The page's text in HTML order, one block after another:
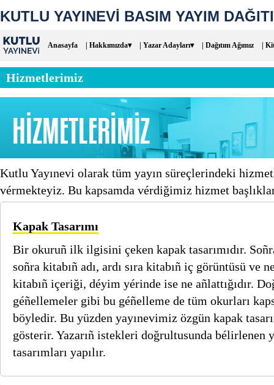
KUTLU YAYINEVİ BASIM YAYIM
Anasayfa | Hakkımızda▾ | Yazar Adayları▾ | Dağıtım Ağımız |
Hizmetlerimiz
Kutlu Yayınevi olarak tüm yayın süreçlerindeki
vérmekteyiz. Bu kapsamda vérdiğimiz hizmet
Kapak Tasarımı
Bir okuruñ ilk ilgisini çeken kapak tasarımıdır.
soñra kitabıñ adı, ardı sıra kitabıñ iç görüntüsü ve
kitabıñ içeriği, déyim yérinde ise ne añlattığıdır.
géñellemeler gibi bu géñelleme de tüm okurları
böyledir. Bu yüzden yayınevimiz özgün kapak
gösterir. Yazarıñ istekleri doğrultusunda bélirlenen
tasarımları yapılır.